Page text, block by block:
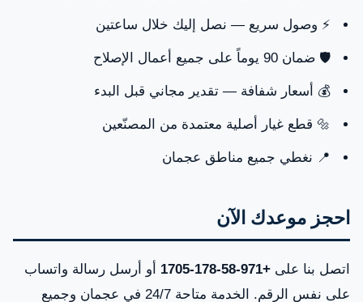
⚡ وصول سريع — نصل إليك خلال ساعتين
🛡️ ضمان 90 يوماً على جميع أعمال الإصلاح
💰 أسعار شفافة — تقدير مجاني قبل البدء
🔩 قطع غيار أصلية معتمدة من المصنّعين
📍 نغطي جميع مناطق عجمان
احجز موعدك الآن
اتصل بنا على +971-58-178-1705
أو أرسل رسالة واتساب
على نفس الرقم. الخدمة متاحة 24/7 في عجمان وجميع